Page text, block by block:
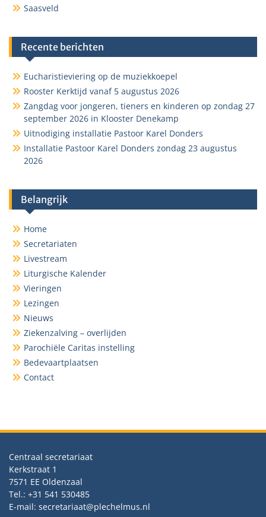
Saasveld
Recente berichten
Eucharistieviering op de muziekkoepel
Rooster Kerktijd vanaf 5 augustus 2026
Zangdag voor jongeren, tieners en kinderen op zondag 27
september 2026 in Klooster Denekamp
Uitnodiging installatie Pastoor Karel Donders
Installatie Pastoor Karel Donders zondag 23 augustus
2026
Belangrijk
Home
Secretariaten
Livestream
Liturgische Kalender
Vieringen
Lezingen
Nieuws
Ziekenzalving – overlijden
Parochiële Caritas instelling
Bedevaartplaatsen
Contact
Centraal secretariaat
Kerkstraat 1
7571 EE Oldenzaal
Tel.: +31 541 530485
E-mail: secretariaat@plechelmus.nl